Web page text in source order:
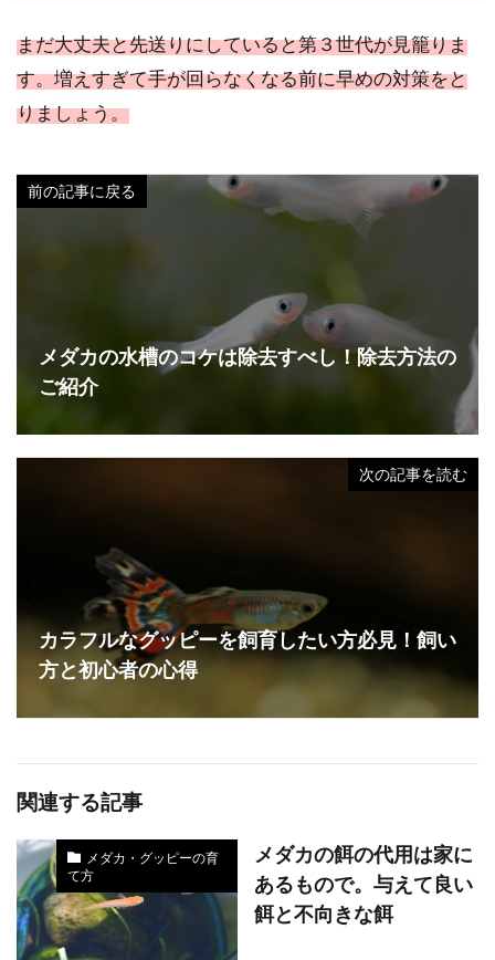
まだ大丈夫と先送りにしていると第３世代が見籠りま
す。増えすぎて手が回らなくなる前に早めの対策をと
りましょう。
前の記事に戻る
メダカの水槽のコケは除去すべし！除去方法の
ご紹介
次の記事を読む
カラフルなグッピーを飼育したい方必見！飼い
方と初心者の心得
関連する記事
メダカ・グッピーの育
て方
メダカの餌の代用は家に
あるもので。与えて良い
餌と不向きな餌